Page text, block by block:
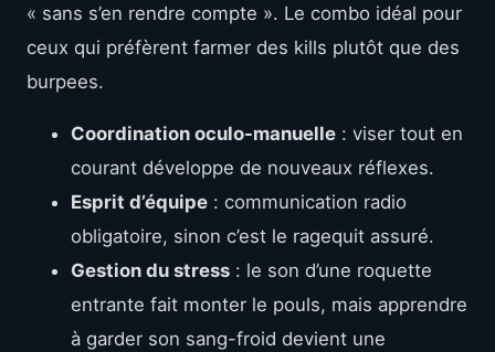
« sans s’en rendre compte ». Le combo idéal pour
ceux qui préfèrent farmer des kills plutôt que des
burpees.
Coordination oculo-manuelle : viser tout en
courant développe de nouveaux réflexes.
Esprit d’équipe : communication radio
obligatoire, sinon c’est le ragequit assuré.
Gestion du stress : le son d’une roquette
entrante fait monter le pouls, mais apprendre
à garder son sang-froid devient une